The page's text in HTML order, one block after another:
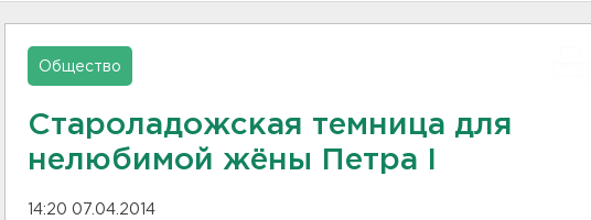
Общество
Староладожская темница для
нелюбимой жёны Петра I
14:20 07.04.2014